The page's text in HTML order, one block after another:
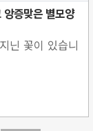
증맞은 별모양
닌 꽃이 있습니